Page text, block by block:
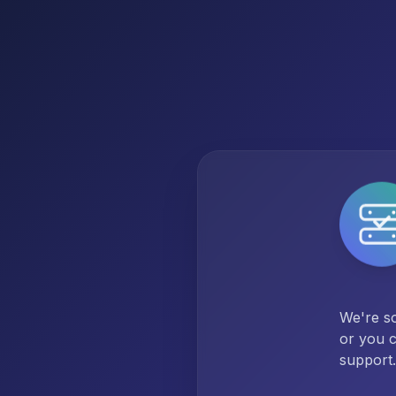
We're
or you
support.